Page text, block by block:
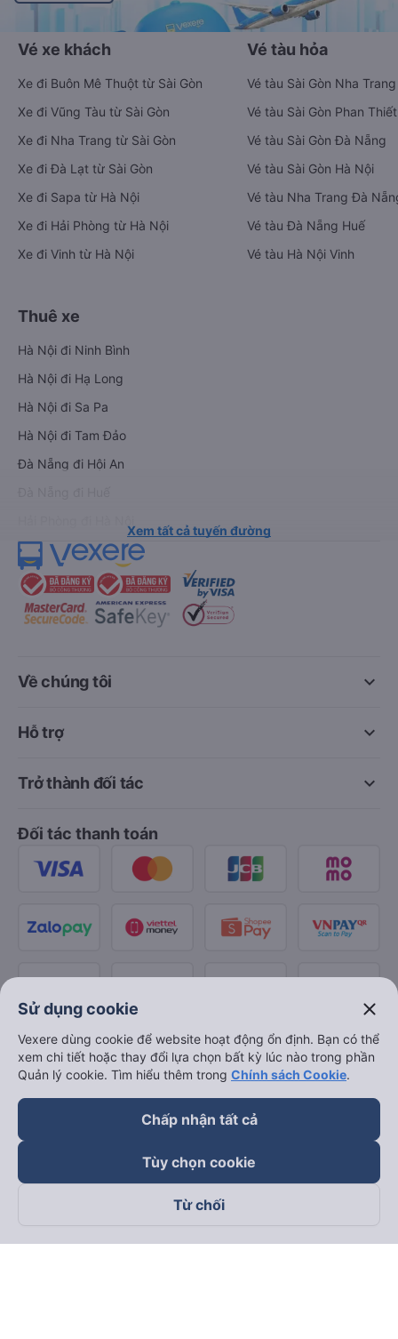
Vé xe khách
Xe đi Buôn Mê Thuột từ Sài Gòn
Xe đi Vũng Tàu từ Sài Gòn
Xe đi Nha Trang từ Sài Gòn
Xe đi Đà Lạt từ Sài Gòn
Xe đi Sapa từ Hà Nội
Xe đi Hải Phòng từ Hà Nội
Xe đi Vinh từ Hà Nội
Vé tàu hỏa
Vé tàu Sài Gòn Nha Trang
Vé tàu Sài Gòn Phan Thiết
Vé tàu Sài Gòn Đà Nẵng
Vé tàu Sài Gòn Hà Nội
Vé tàu Nha Trang Đà
Vé tàu Đà Nẵng Huế
Vé tàu Hà Nội Vinh
Thuê xe
Hà Nội đi Ninh Bình
Hà Nội đi Hạ Long
Hà Nội đi Sa Pa
Hà Nội đi Tam Đảo
Đà Nẵng đi Hội An
Xem tất cả tuyến đường
keyboard_arrow_down
Về chúng tôi
keyboard_arrow_down
Hỗ trợ
keyboard_arrow_down
Trở thành đối tác
Đối tác thanh toán
Theo dõi chúng tôi trên
Sử dụng cookie close
Vexere dùng cookie để website hoạt động ổn định. Bạn có thể
xem chi tiết hoặc thay đổi lựa chọn bất kỳ lúc nào trong phần
Quản lý cookie. Tìm hiểu thêm trong Chính sách Cookie.
Chấp nhận tất cả
Tùy chọn cookie
Từ chối